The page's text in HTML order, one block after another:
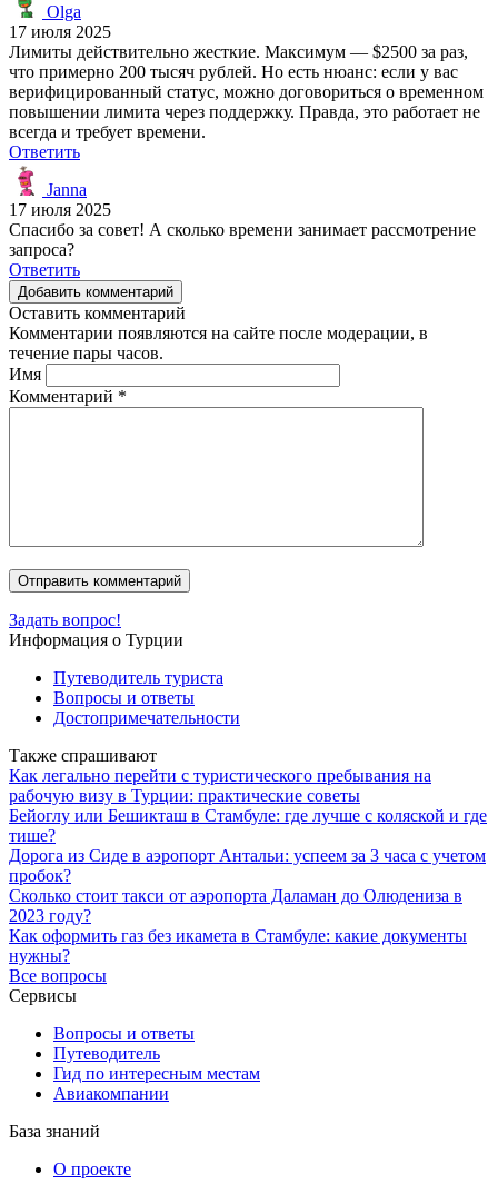
Olga
17 июля 2025
Лимиты действительно жесткие. Максимум — $2500 за раз,
что примерно 200 тысяч рублей. Но есть нюанс: если у вас
верифицированный статус, можно договориться о временном
повышении лимита через поддержку. Правда, это работает не
всегда и требует времени.
Ответить
Janna
17 июля 2025
Спасибо за совет! А сколько времени занимает рассмотрение
запроса?
Ответить
Добавить комментарий
Оставить комментарий
Комментарии появляются на сайте после модерации, в
течение пары часов.
Имя
Комментарий *
Задать вопрос!
Информация о Турции
Путеводитель туриста
Вопросы и ответы
Достопримечательности
Также спрашивают
Как легально перейти с туристического пребывания на
рабочую визу в Турции: практические советы
Бейоглу или Бешикташ в Стамбуле: где лучше с коляской и где
тише?
Дорога из Сиде в аэропорт Антальи: успеем за 3 часа с учетом
пробок?
Сколько стоит такси от аэропорта Даламан до Олюдениза в
2023 году?
Как оформить газ без икамета в Стамбуле: какие документы
нужны?
Все вопросы
Сервисы
Вопросы и ответы
Путеводитель
Гид по интересным местам
Авиакомпании
База знаний
О проекте